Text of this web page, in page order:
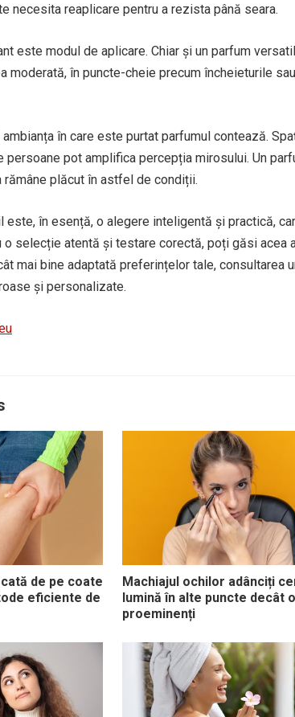
necesita reaplicare pentru a rezista până seara.
este modul de aplicare. Chiar și un parfum
moderată, în puncte-cheie precum încheieturile
ambianța în care este purtat parfumul contează.
persoane pot amplifica percepția mirosului. Un
rămâne plăcut în astfel de condiții.
este, în esență, o alegere inteligentă și practică,
o selecție atentă și testare corectă, poți găsi acea
mai bine adaptată preferințelor tale, consultarea
și personalizate.
de pe coate
eficiente de
Machiajul ochilor adânciți
lumină în alte puncte decât
proeminenți